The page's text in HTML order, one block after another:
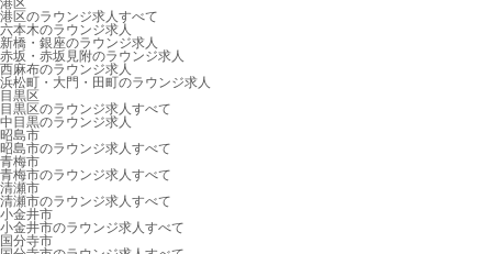
港区
港区のラウンジ求人すべて
六本木のラウンジ求人
新橋・銀座のラウンジ求人
赤坂・赤坂見附のラウンジ求人
西麻布のラウンジ求人
浜松町・大門・田町のラウンジ求人
目黒区
目黒区のラウンジ求人すべて
中目黒のラウンジ求人
昭島市
昭島市のラウンジ求人すべて
青梅市
青梅市のラウンジ求人すべて
清瀬市
清瀬市のラウンジ求人すべて
小金井市
小金井市のラウンジ求人すべて
国分寺市